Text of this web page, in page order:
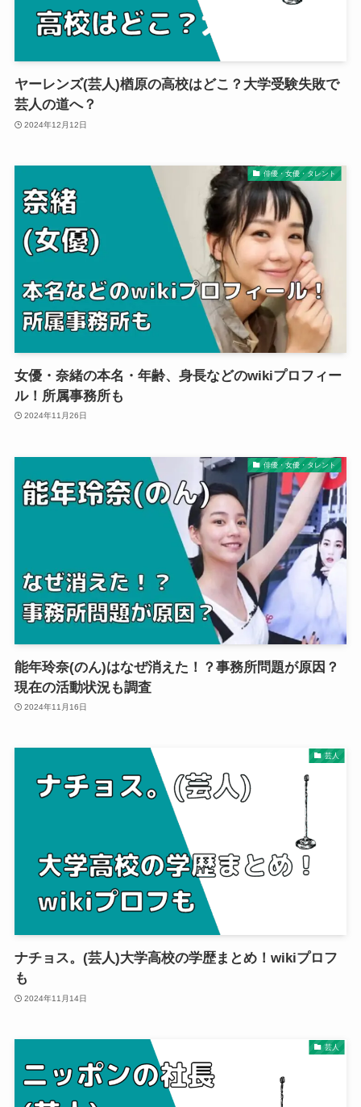
ヤーレンズ(芸人)楢原の高校はどこ？大学受験失敗で
芸人の道へ？
2024年12月12日
俳優・女優・タレント
女優・奈緒の本名・年齢、身長などのwikiプロフィー
ル！所属事務所も
2024年11月26日
俳優・女優・タレント
能年玲奈(のん)はなぜ消えた！？事務所問題が原因？
現在の活動状況も調査
2024年11月16日
芸人
ナチョス。(芸人)大学高校の学歴まとめ！wikiプロフ
も
2024年11月14日
芸人